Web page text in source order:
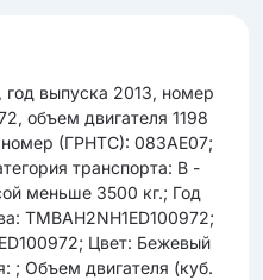
выпуска 2013, номер
объем двигателя 1198
номер (ГРНТС): 083АЕ07;
транспорта: B -
меньше 3500 кг.; Год
TMBAH2NH1ED100972;
Цвет: Бежевый
; Объем двигателя (куб.